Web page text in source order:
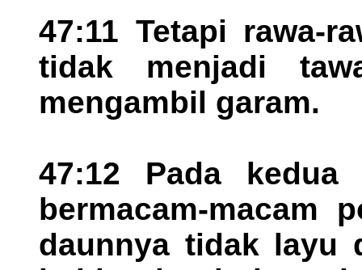
47:11 Tetapi rawa-
tidak menjadi
mengambil garam.
47:12 Pada
bermacam-macam
daunnya tidak layu